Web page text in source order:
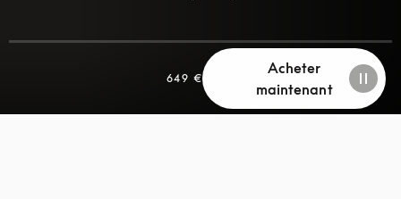
649 €
Acheter
maintenant